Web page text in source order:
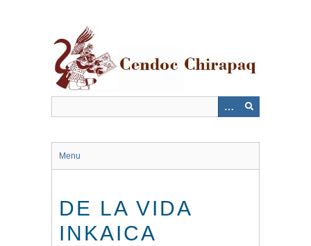
Menu
DE LA VIDA
INKAICA